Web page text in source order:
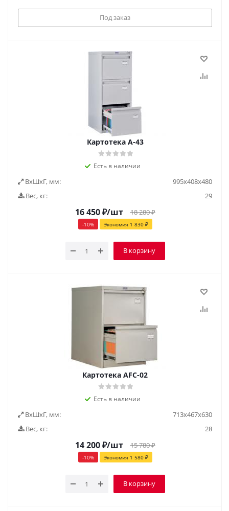
Под заказ
Картотека А-43
Есть в наличии
ВxШxГ, мм:
995х408х480
Вес, кг:
29
16 450₽/шт 18 280₽
-10% Экономия 1 830₽
В корзину
Картотека AFC-02
Есть в наличии
ВxШxГ, мм:
713х467х630
Вес, кг:
28
14 200₽/шт 15 780₽
-10% Экономия 1 580₽
В корзину